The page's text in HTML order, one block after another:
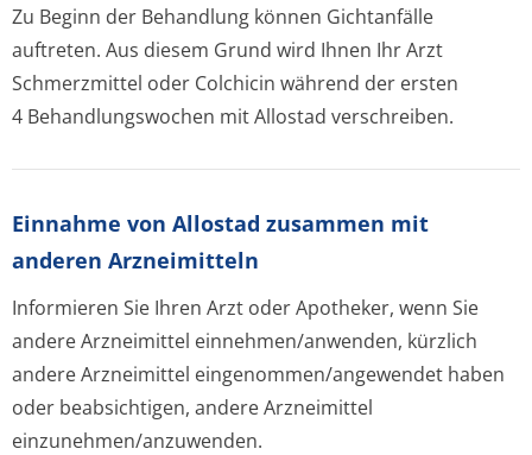
Zu Beginn der Behandlung können Gichtanfälle
auftreten. Aus diesem Grund wird Ihnen Ihr Arzt
Schmerzmittel oder Colchicin während der ersten
4 Behandlungswochen mit Allostad verschreiben.
Einnahme von Allostad zusammen mit
anderen Arzneimitteln
Informieren Sie Ihren Arzt oder Apotheker, wenn Sie
andere Arzneimittel einnehmen/anwenden, kürzlich
andere Arzneimittel eingenommen/an­gewendet haben
oder beabsichtigen, andere Arzneimittel
einzunehmen/an­zuwenden.